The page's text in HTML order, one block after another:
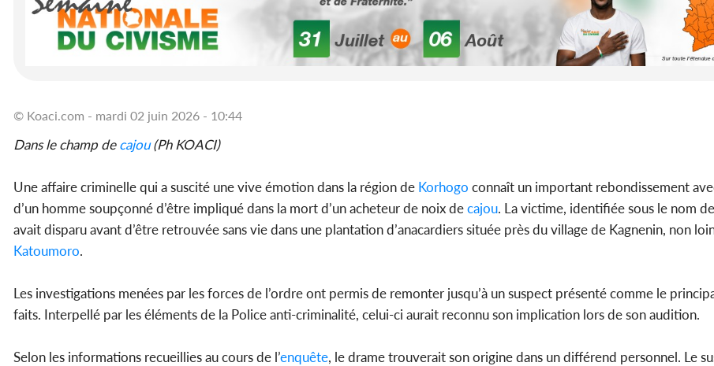
© Koaci.com - mardi 02 juin 2026 - 10:44
Dans le champ decajou(Ph KOACI)
Une affaire criminelle qui a suscité une vive émotion dans la région de Korhogo connaît un important rebondissement
d’un homme soupçonné d’être impliqué dans la mort d’un acheteur de noix decajou. La victime, identifiée sous le nom
avait disparu avant d’être retrouvée sans vie dans une plantation d’anacardiers située près du village de Kagnenin, non
Katoumoro.
Les investigations menées par les forces de l’ordre ont permis de remonter jusqu’à un suspect présenté comme le
faits. Interpellé par les éléments de la Police anti-criminalité, celui-ci aurait reconnu son implication lors de son audition.
Selon les informations recueillies au cours de l’enquête, le drame trouverait son origine dans un différend personnel. Le
Côte
2026,
battant
modernise